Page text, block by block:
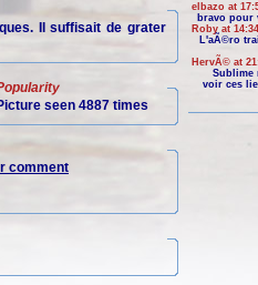
Il suffisait de grater
seen 4887 times
comment
elbazo at
bravo pour
Roby at
L'aÃ©ro
HervÃ© at
Sublime
voir ces